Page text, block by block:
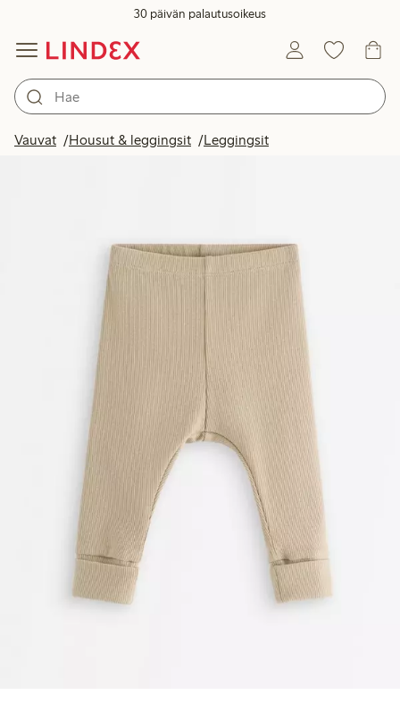
30 päivän palautusoikeus
Vauvat Housut & leggingsit Leggingsit